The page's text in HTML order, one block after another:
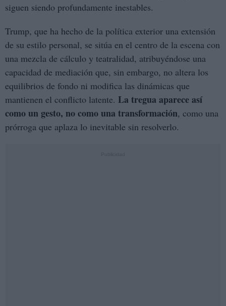
siguen siendo profundamente inestables.
Trump, que ha hecho de la política exterior una extensión
de su estilo personal, se sitúa en el centro de la escena con
una mezcla de cálculo y teatralidad, atribuyéndose una
capacidad de mediación que, sin embargo, no altera los
equilibrios de fondo ni modifica las dinámicas que
mantienen el conflicto latente. La tregua aparece así
como un gesto, no como una transformación, como una
prórroga que aplaza lo inevitable sin resolverlo.